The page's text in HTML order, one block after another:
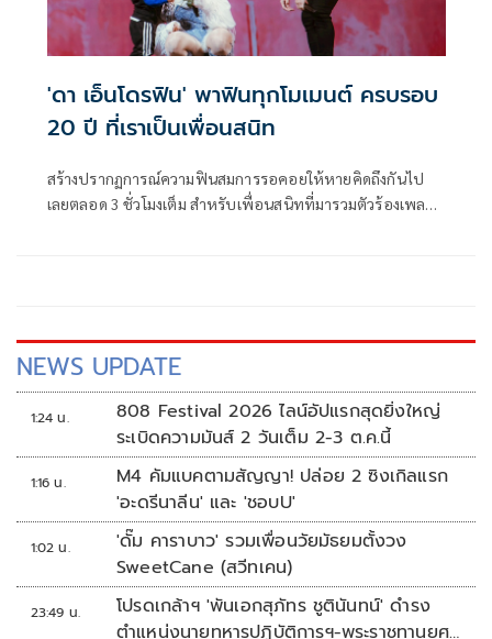
'ดา เอ็นโดรฟิน' พาฟินทุกโมเมนต์ ครบรอบ
20 ปี ที่เราเป็นเพื่อนสนิท
สร้างปรากฏการณ์ความฟินสมการรอคอยให้หายคิดถึงกันไป
เลยตลอด 3 ชั่วโมงเต็ม สำหรับเพื่อนสนิทที่มารวมตัวร้องเพลง
NEWS UPDATE
1:24 น.
808 Festival 2026 ไลน์อัปแรกสุดยิ่งใหญ่
ระเบิดความมันส์ 2 วันเต็ม 2-3 ต.ค.นี้
1:16 น.
M4 คัมแบคตามสัญญา! ปล่อย 2 ซิงเกิลแรก
'อะดรีนาลีน' และ 'ชอบU'
1:02 น.
'ดั๊ม คาราบาว' รวมเพื่อนวัยมัธยมตั้งวง
SweetCane (สวีทเคน)
23:49 น.
โปรดเกล้าฯ 'พันเอกสุภัทร ชูตินันทน์' ดำรง
ตำแหน่งนายทหารปฏิบัติการฯ-พระราชทานยศ